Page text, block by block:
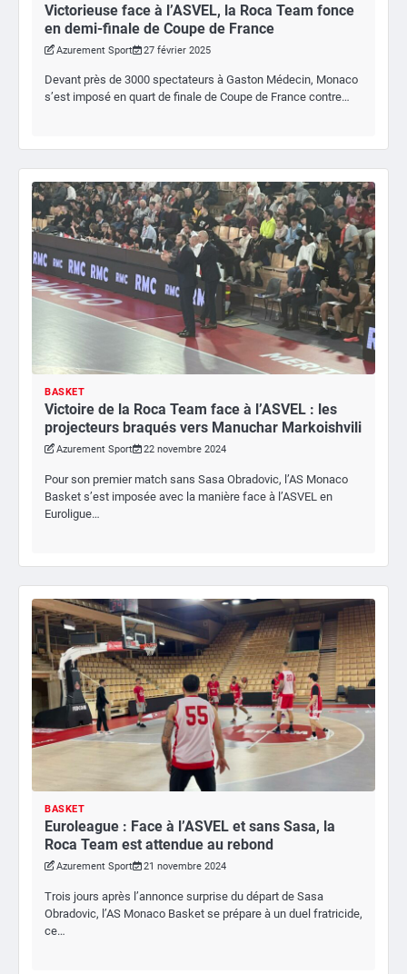
Victorieuse face à l’ASVEL, la Roca Team fonce
en demi-finale de Coupe de France
Azurement Sport 27 février 2025
Devant près de 3000 spectateurs à Gaston Médecin, Monaco
s’est imposé en quart de finale de Coupe de France contre…
BASKET
Victoire de la Roca Team face à l’ASVEL : les
projecteurs braqués vers Manuchar Markoishvili
Azurement Sport 22 novembre 2024
Pour son premier match sans Sasa Obradovic, l’AS Monaco
Basket s’est imposée avec la manière face à l’ASVEL en
Euroligue…
BASKET
Euroleague : Face à l’ASVEL et sans Sasa, la
Roca Team est attendue au rebond
Azurement Sport 21 novembre 2024
Trois jours après l’annonce surprise du départ de Sasa
Obradovic, l’AS Monaco Basket se prépare à un duel fratricide,
ce…